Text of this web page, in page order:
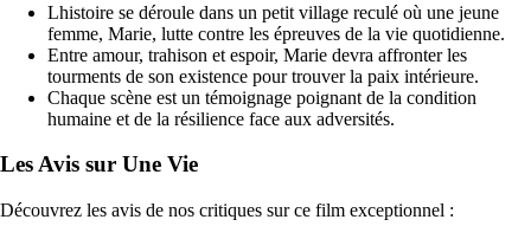
Lhistoire se déroule dans un petit village reculé où une jeune
femme, Marie, lutte contre les épreuves de la vie quotidienne.
Entre amour, trahison et espoir, Marie devra affronter les
tourments de son existence pour trouver la paix intérieure.
Chaque scène est un témoignage poignant de la condition
humaine et de la résilience face aux adversités.
Les Avis sur Une Vie
Découvrez les avis de nos critiques sur ce film exceptionnel :